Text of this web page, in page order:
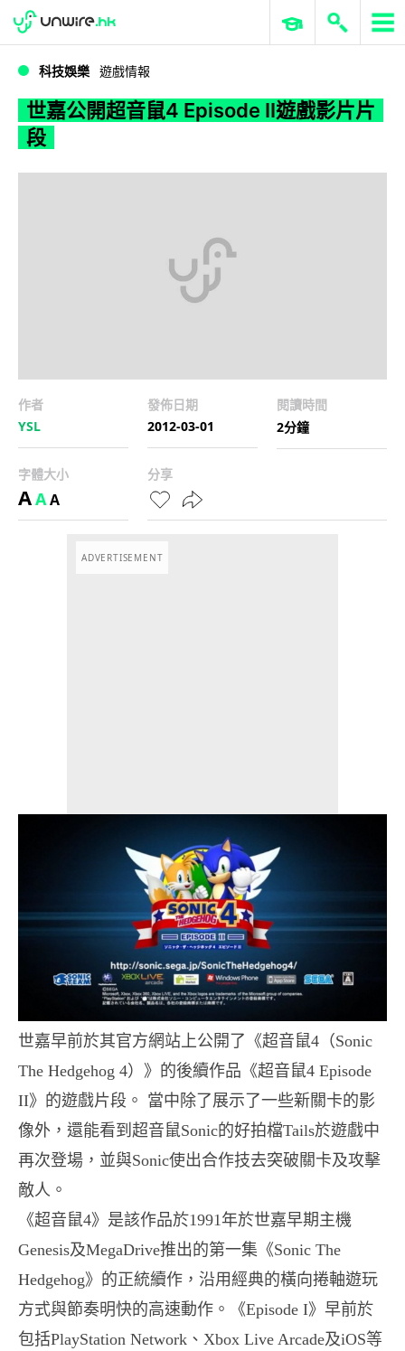
世嘉公開超音鼠4 Episode II遊戲影片片段
WWDC 2026 ERP 與商業 AI
科技娛樂 遊戲情報
世嘉公開超音鼠4 Episode II遊戲影片片
段
作者
YSL
發佈日期
2012-03-01
閱讀時間
2分鐘
字體大小
AAA
分享
ADVERTISEMENT
世嘉早前於其官方網站上公開了《超音鼠4 （Sonic
The Hedgehog 4） 》的後續作品《超音鼠4 Episode
II》的遊戲片段。 當中除了展示了一些新關卡的影
像外，還能看到超音鼠Sonic的好拍檔Tails於遊戲中
再次登場，並與Sonic使出合作技去突破關卡及攻擊
敵人。
《超音鼠4》是該作品於1991年於世嘉早期主機
Genesis及MegaDrive推出的第一集《Sonic The
Hedgehog》的正統續作，沿用經典的橫向捲軸遊玩
方式與節奏明快的高速動作。《Episode I》早前於
包括PlayStation Network 、 Xbox Live Arcade及iOS等